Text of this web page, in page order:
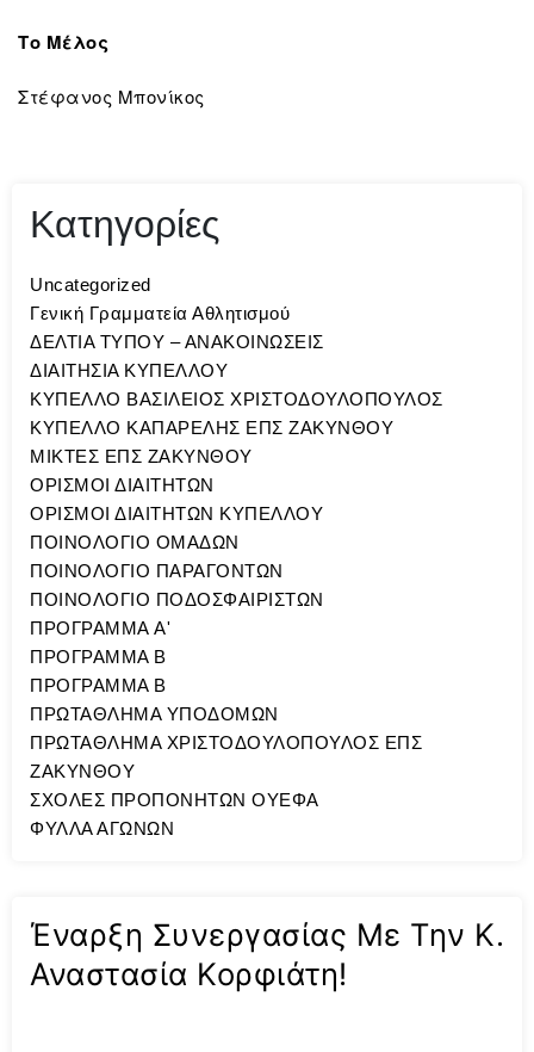
Το Μέλος
Στέφανος Μπονίκος
Κατηγορίες
Uncategorized
Γενική Γραμματεία Αθλητισμού
ΔΕΛΤΙΑ ΤΥΠΟΥ – ΑΝΑΚΟΙΝΩΣΕΙΣ
ΔΙΑΙΤΗΣΙΑ ΚΥΠΕΛΛΟΥ
ΚΥΠΕΛΛΟ ΒΑΣΙΛΕΙΟΣ ΧΡΙΣΤΟΔΟΥΛΟΠΟΥΛΟΣ
ΚΥΠΕΛΛΟ ΚΑΠΑΡΕΛΗΣ ΕΠΣ ΖΑΚΥΝΘΟΥ
ΜΙΚΤΕΣ ΕΠΣ ΖΑΚΥΝΘΟΥ
ΟΡΙΣΜΟΙ ΔΙΑΙΤΗΤΩΝ
ΟΡΙΣΜΟΙ ΔΙΑΙΤΗΤΩΝ ΚΥΠΕΛΛΟΥ
ΠΟΙΝΟΛΟΓΙΟ ΟΜΑΔΩΝ
ΠΟΙΝΟΛΟΓΙΟ ΠΑΡΑΓΟΝΤΩΝ
ΠΟΙΝΟΛΟΓΙΟ ΠΟΔΟΣΦΑΙΡΙΣΤΩΝ
ΠΡΟΓΡΑΜΜΑ A'
ΠΡΟΓΡΑΜΜΑ Β
ΠΡΟΓΡΑΜΜΑ Β
ΠΡΩΤΑΘΛΗΜΑ ΥΠΟΔΟΜΩΝ
ΠΡΩΤΑΘΛΗΜΑ ΧΡΙΣΤΟΔΟΥΛΟΠΟΥΛΟΣ ΕΠΣ
ΖΑΚΥΝΘΟΥ
ΣΧΟΛΕΣ ΠΡΟΠΟΝΗΤΩΝ ΟΥΕΦΑ
ΦΥΛΛΑ ΑΓΩΝΩΝ
Έναρξη Συνεργασίας Με Την Κ.
Αναστασία Κορφιάτη!